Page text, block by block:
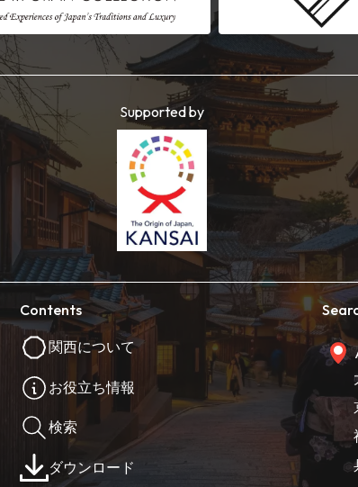
Supported by
Contents
関西について
お役立ち情報
検索
ダウンロード